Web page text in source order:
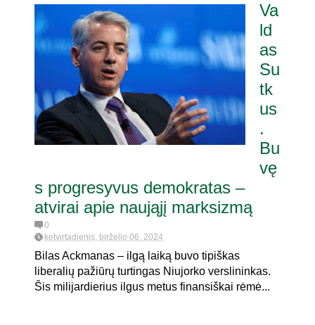
Va
ld
as
Su
tk
us
.
Bu
vę
s progresyvus demokratas –
atvirai apie naująjį marksizmą
0
ketvirtadienis, birželio 06, 2024
Bilas Ackmanas – ilgą laiką buvo tipiškas
liberalių pažiūrų turtingas Niujorko verslininkas.
Šis milijardierius ilgus metus finansiškai rėmė...